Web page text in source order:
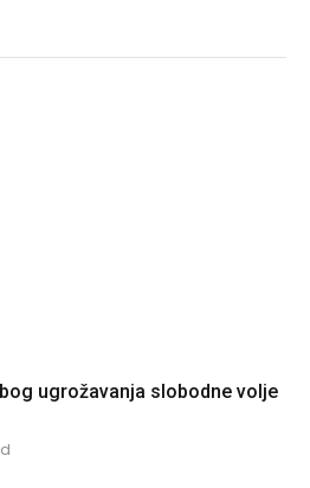
ugrožavanja slobodne volje